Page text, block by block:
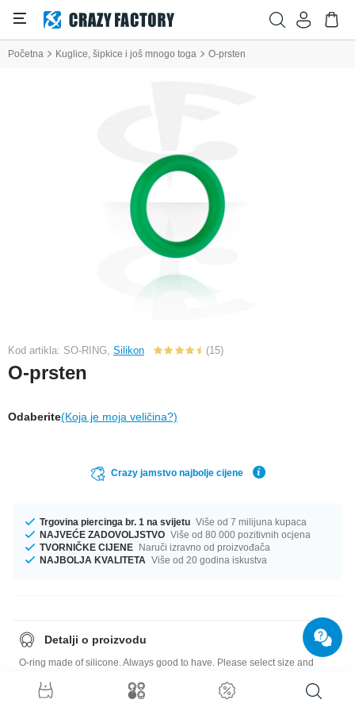
Početna Kuglice, šipkice i još mnogo toga O-prsten
Kod artikla: SO-RING, Silikon (15)
O-prsten
Odaberite(Koja je moja veličina?)
Crazy jamstvo najbolje cijene
Trgovina piercinga br. 1 na svijetu Više od 7 milijuna kupaca
NAJVEĆE ZADOVOLJSTVO Više od 80 000 pozitivnih ocjena
TVORNIČKE CIJENE Naruči izravno od proizvođača
NAJBOLJA KVALITETA Više od 20 godina iskustva
Detalji o proizvodu
O-ring made of silicone. Always good to have. Please select size and
Quick note: the selectable diameters of our o-rings are chosen so that